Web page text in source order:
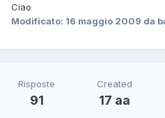
Ciao
Modificato: 16 maggio 2009 da
Risposte
91
Created
17 aa